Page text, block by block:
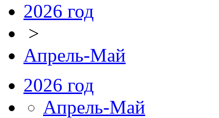
2026 год
>
Апрель-Май
2026 год
Апрель-Май